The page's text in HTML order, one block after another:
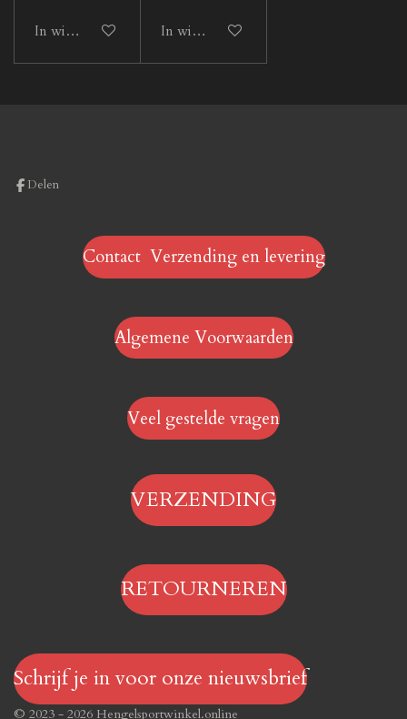
In winkelwagen In winkelwagen
Delen
Contact Verzending en levering
Algemene Voorwaarden
Veel gestelde vragen
VERZENDING
RETOURNEREN
Schrijf je in voor onze nieuwsbrief
© 2023 - 2026 Hengelsportwinkel.online